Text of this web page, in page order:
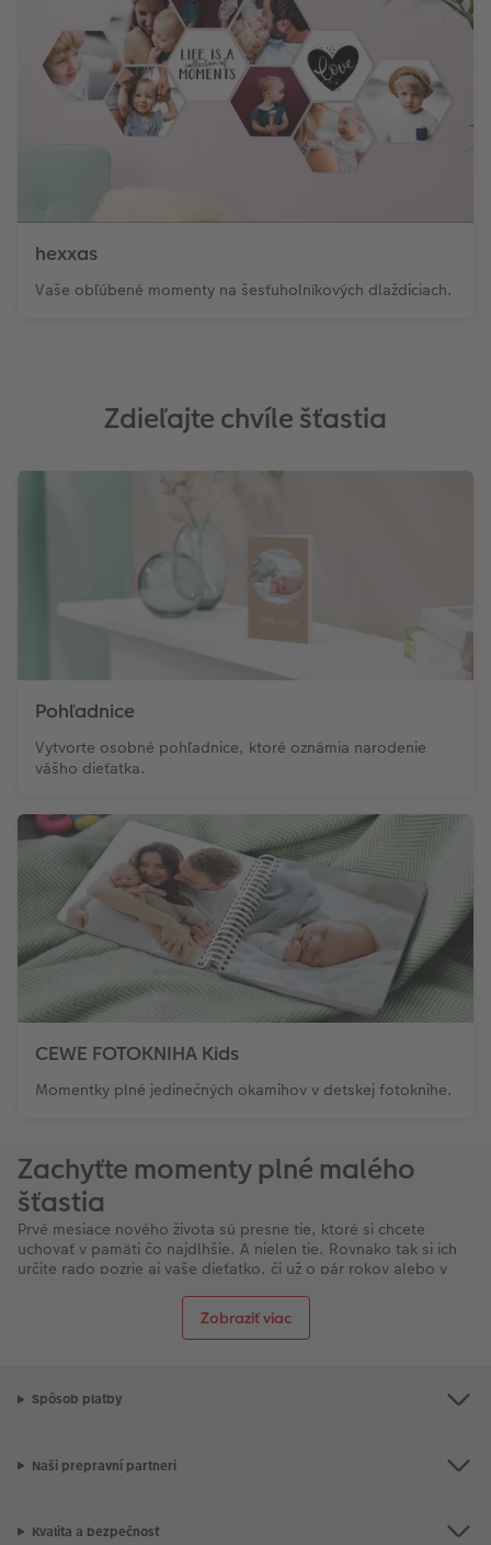
hexxas
Vaše obľúbené momenty na šesťuholníkových dlaždiciach.
Zdieľajte chvíle šťastia
Pohľadnice
Vytvorte osobné pohľadnice, ktoré oznámia narodenie
vášho dieťatka.
CEWE FOTOKNIHA Kids
Momentky plné jedinečných okamihov v detskej fotoknihe.
Zobraziť viac
Zachyťte momenty plné malého
šťastia
Prvé mesiace nového života sú presne tie, ktoré si chcete
uchovať v pamäti čo najdlhšie. A nielen tie. Rovnako tak si ich
určite rado pozrie aj vaše dieťatko, či už o pár rokov alebo v
vášho uzlíka šťastia sme v CEWE mysleli aj my, a preto
ponúkame množstvo skvelých fotoproduktov, ktoré uchovajú
tie najkrajšie spomienky.
fotoknihe
siahnuť po niektorej z našich
rozličných formátov a rozmerov ponúka nevídané možnosti,
dizajnovými prvkami podľa želania. Veľké fotografie celej hrdej
Spôsob platby
Naši prepravní partneri
Kvalita a bezpečnosť